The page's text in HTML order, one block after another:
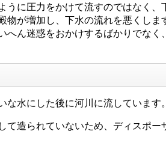
に圧力をかけて流すのではなく、
が増加し、下水の流れを悪くし
ん迷惑をおかけするばかりでな
水にした後に河川に流しています。
造られていないため、ディスポー